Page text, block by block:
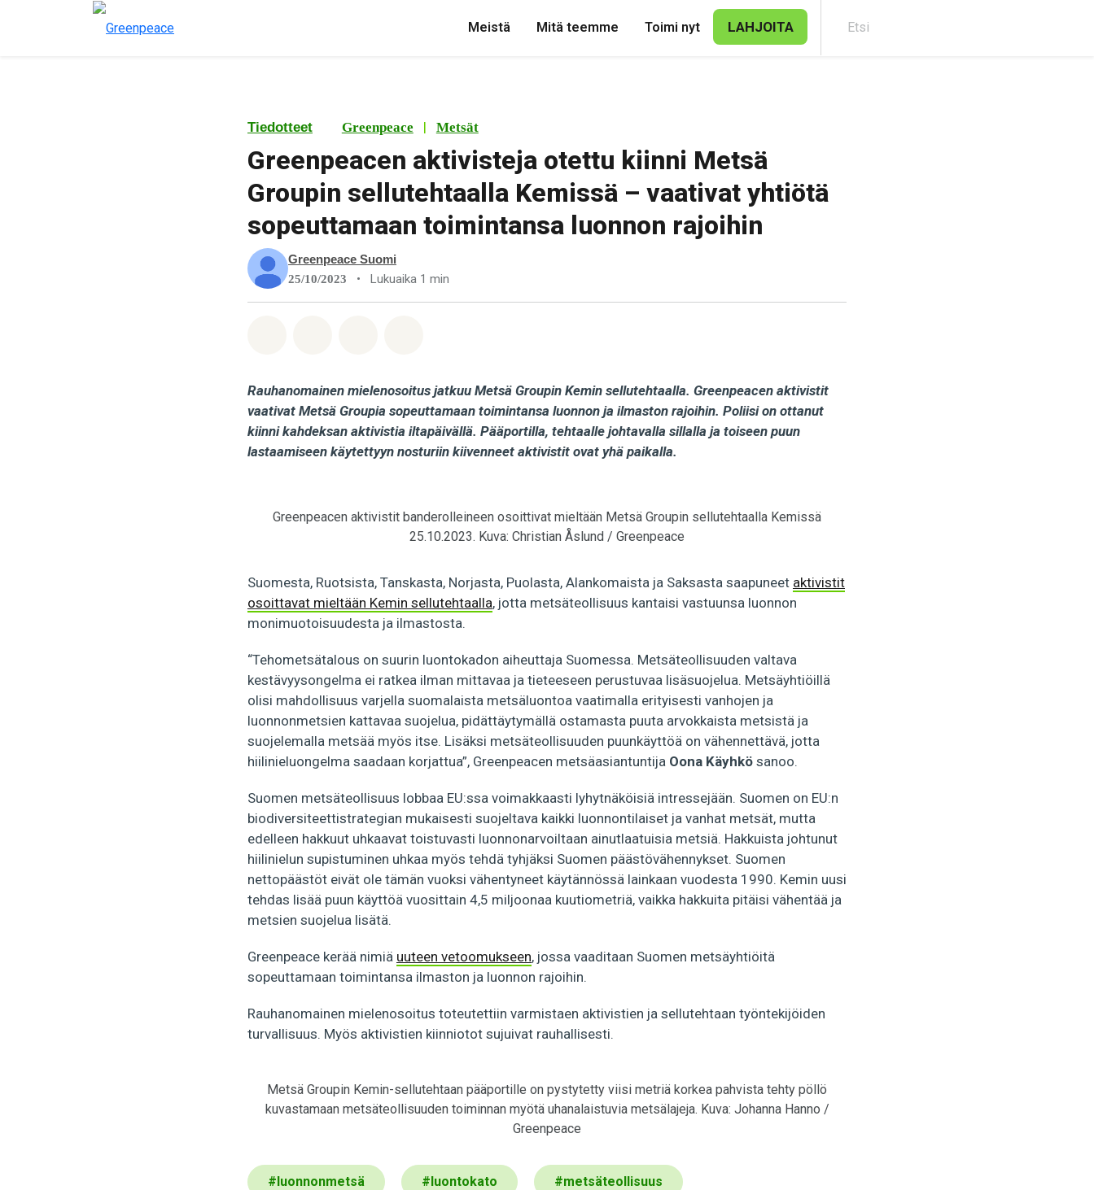
Meistä Mitä teemme Toimi nyt LAHJOITA
Tiedotteet Greenpeace | Metsät
Greenpeacen aktivisteja otettu kiinni Metsä
Groupin sellutehtaalla Kemissä – vaativat yhtiötä
sopeuttamaan toimintansa luonnon rajoihin
Greenpeace Suomi
25/10/2023 • Lukuaika 1 min
Rauhanomainen mielenosoitus jatkuu Metsä Groupin Kemin sellutehtaalla. Greenpeacen aktivistit
vaativat Metsä Groupia sopeuttamaan toimintansa luonnon ja ilmaston rajoihin. Poliisi on ottanut
kiinni kahdeksan aktivistia iltapäivällä. Pääportilla, tehtaalle johtavalla sillalla ja toiseen puun
lastaamiseen käytettyyn nosturiin kiivenneet aktivistit ovat yhä paikalla.
Greenpeacen aktivistit banderolleineen osoittivat mieltään Metsä Groupin sellutehtaalla Kemissä
25.10.2023. Kuva: Christian Åslund / Greenpeace
Suomesta, Ruotsista, Tanskasta, Norjasta, Puolasta, Alankomaista ja Saksasta saapuneet aktivistit
osoittavat mieltään Kemin sellutehtaalla, jotta metsäteollisuus kantaisi vastuunsa luonnon
monimuotoisuudesta ja ilmastosta.
“Tehometsätalous on suurin luontokadon aiheuttaja Suomessa. Metsäteollisuuden valtava
kestävyysongelma ei ratkea ilman mittavaa ja tieteeseen perustuvaa lisäsuojelua. Metsäyhtiöillä
olisi mahdollisuus varjella suomalaista metsäluontoa vaatimalla erityisesti vanhojen ja
luonnonmetsien kattavaa suojelua, pidättäytymällä ostamasta puuta arvokkaista metsistä ja
suojelemalla metsää myös itse. Lisäksi metsäteollisuuden puunkäyttöä on vähennettävä, jotta
hiilinieluongelma saadaan korjattua”, Greenpeacen metsäasiantuntija Oona Käyhkö sanoo.
Suomen metsäteollisuus lobbaa EU:ssa voimakkaasti lyhytnäköisiä intressejään. Suomen on EU:n
biodiversiteettistrategian mukaisesti suojeltava kaikki luonnontilaiset ja vanhat metsät, mutta
edelleen hakkuut uhkaavat toistuvasti luonnonarvoiltaan ainutlaatuisia metsiä. Hakkuista johtunut
hiilinielun supistuminen uhkaa myös tehdä tyhjäksi Suomen päästövähennykset. Suomen
nettopäästöt eivät ole tämän vuoksi vähentyneet käytännössä lainkaan vuodesta 1990. Kemin uusi
tehdas lisää puun käyttöä vuosittain 4,5 miljoonaa kuutiometriä, vaikka hakkuita pitäisi vähentää ja
metsien suojelua lisätä.
Greenpeace kerää nimiä uuteen vetoomukseen, jossa vaaditaan Suomen metsäyhtiöitä
sopeuttamaan toimintansa ilmaston ja luonnon rajoihin.
Rauhanomainen mielenosoitus toteutettiin varmistaen aktivistien ja sellutehtaan työntekijöiden
turvallisuus. Myös aktivistien kiinniotot sujuivat rauhallisesti.
Metsä Groupin Kemin-sellutehtaan pääportille on pystytetty viisi metriä korkea pahvista tehty pöllö
kuvastamaan metsäteollisuuden toiminnan myötä uhanalaistuvia metsälajeja. Kuva: Johanna Hanno /
Greenpeace
#luonnonmetsä #luontokato #metsäteollisuus